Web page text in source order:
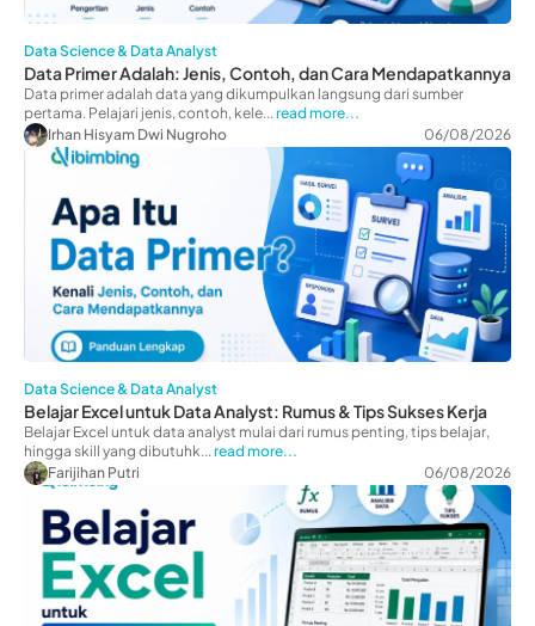
Data Science & Data Analyst
Data Primer Adalah: Jenis, Contoh, dan Cara Mendapatkannya
Data primer adalah data yang dikumpulkan langsung dari sumber
pertama. Pelajari jenis, contoh, kele...read more...
Irhan Hisyam Dwi Nugroho
06/08/2026
Data Science & Data Analyst
Belajar Excel untuk Data Analyst: Rumus & Tips Sukses Kerja
Belajar Excel untuk data analyst mulai dari rumus penting, tips belajar,
hingga skill yang dibutuhk...read more...
Farijihan Putri
06/08/2026